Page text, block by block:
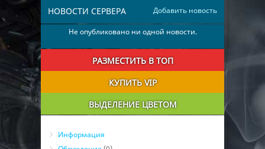
Добавить новость
НОВОСТИ СЕРВЕРА
Не опубликовано ни одной новости.
РАЗМЕСТИТЬ В ТОП
КУПИТЬ VIP
ВЫДЕЛЕНИЕ ЦВЕТОМ
Информация